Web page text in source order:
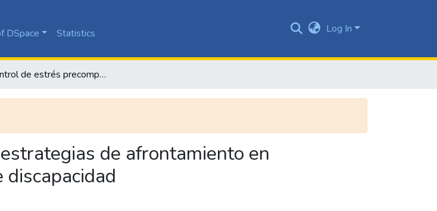
DSpace Statistics Log In
Control de estrés precompetitivo y estrategias de afrontamiento en deportistas adultos en condición de discapacidad
de afrontamiento en